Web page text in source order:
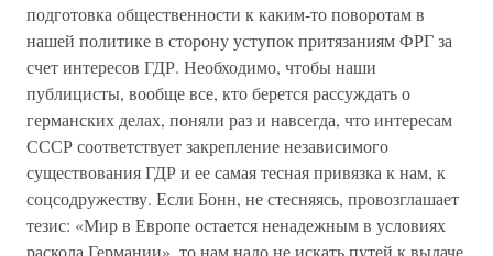
подготовка общественности к каким-то поворотам в
нашей политике в сторону уступок притязаниям ФРГ за
счет интересов ГДР. Необходимо, чтобы наши
публицисты, вообще все, кто берется рассуждать о
германских делах, поняли раз и навсегда, что интересам
СССР соответствует закрепление независимого
существования ГДР и ее самая тесная привязка к нам, к
соцсодружеству. Если Бонн, не стесняясь, провозглашает
тезис: «Мир в Европе остается ненадежным в условиях
раскола Германии», то нам надо не искать путей к выдаче